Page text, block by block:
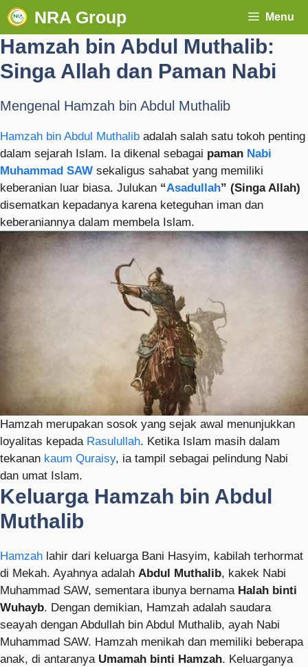
NRA Group Menu
Hamzah bin Abdul Muthalib:
Singa Allah dan Paman Nabi
Mengenal Hamzah bin Abdul Muthalib
Hamzah bin Abdul Muthalib adalah salah satu tokoh penting
dalam sejarah Islam. Ia dikenal sebagai paman Nabi
Muhammad SAW sekaligus sahabat yang memiliki
keberanian luar biasa. Julukan “Asadullah” (Singa Allah)
disematkan kepadanya karena keteguhan iman dan
keberaniannya dalam membela Islam.
Hamzah merupakan sosok yang sejak awal menunjukkan
loyalitas kepada Rasulullah. Ketika Islam masih dalam
tekanan kaum Quraisy, ia tampil sebagai pelindung Nabi
dan umat Islam.
Keluarga Hamzah bin Abdul
Muthalib
Hamzah lahir dari keluarga Bani Hasyim, kabilah terhormat
di Mekah. Ayahnya adalah Abdul Muthalib, kakek Nabi
Muhammad SAW, sementara ibunya bernama Halah binti
Wuhayb. Dengan demikian, Hamzah adalah saudara
seayah dengan Abdullah bin Abdul Muthalib, ayah Nabi
Muhammad SAW. Hamzah menikah dan memiliki beberapa
anak, di antaranya Umamah binti Hamzah. Keluarganya